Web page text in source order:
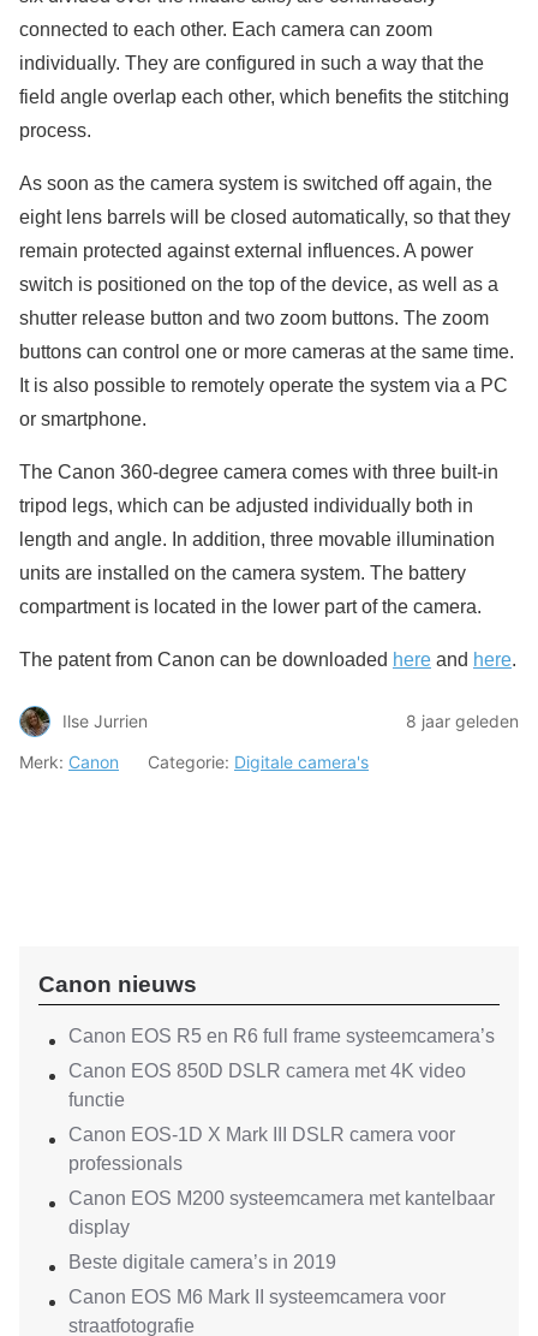
connected to each other. Each camera can zoom
individually. They are configured in such a way that the
field angle overlap each other, which benefits the stitching
process.
As soon as the camera system is switched off again, the
eight lens barrels will be closed automatically, so that they
remain protected against external influences. A power
switch is positioned on the top of the device, as well as a
shutter release button and two zoom buttons. The zoom
buttons can control one or more cameras at the same time.
It is also possible to remotely operate the system via a PC
or smartphone.
The Canon 360-degree camera comes with three built-in
tripod legs, which can be adjusted individually both in
length and angle. In addition, three movable illumination
units are installed on the camera system. The battery
compartment is located in the lower part of the camera.
The patent from Canon can be downloaded here and here.
Ilse Jurrien
8 jaar geleden
Merk: Canon Categorie: Digitale camera's
Canon nieuws
Canon EOS R5 en R6 full frame systeemcamera’s
Canon EOS 850D DSLR camera met 4K video
functie
Canon EOS-1D X Mark III DSLR camera voor
professionals
Canon EOS M200 systeemcamera met kantelbaar
display
Beste digitale camera’s in 2019
Canon EOS M6 Mark II systeemcamera voor
straatfotografie